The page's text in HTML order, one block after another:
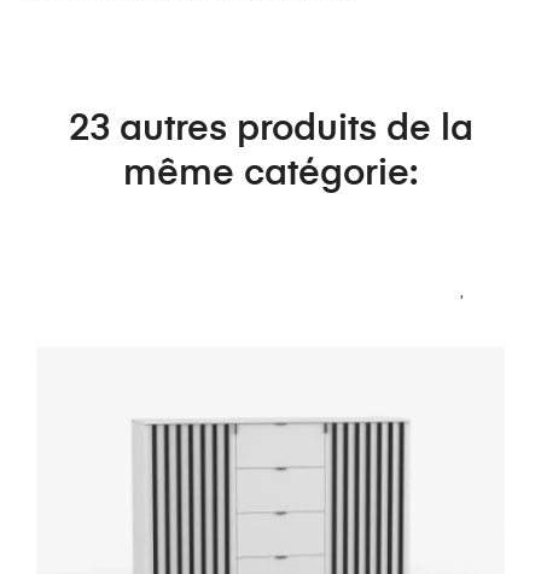
23 autres produits de la
même catégorie: